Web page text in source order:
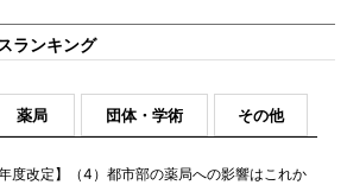
ランキング
薬局 団体・学術 その他
年度改定】（4）都市部の薬局への影響はこれか